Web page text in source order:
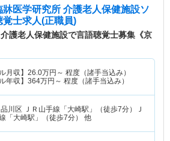
医学研究所 介護老人保健施設ソ
覚士求人(正職員)
護老人保健施設で言語聴覚士募集《京
月収】 26.0万円～ 程度（諸手当込み）
年収】 364万円～ 程度（諸手当込み）
川区 ＪＲ山手線「大崎駅」（徒歩7分）Ｊ
「大崎駅」（徒歩7分） 他